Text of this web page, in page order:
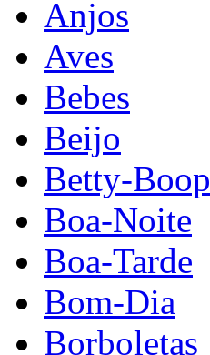
Anjos
Aves
Bebes
Beijo
Betty-Boop
Boa-Noite
Boa-Tarde
Bom-Dia
Borboletas